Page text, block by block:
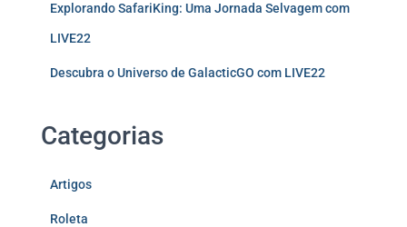
Explorando SafariKing: Uma Jornada Selvagem com
LIVE22
Descubra o Universo de GalacticGO com LIVE22
Categorias
Artigos
Roleta